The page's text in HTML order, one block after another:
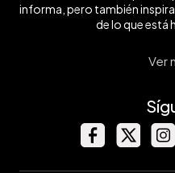
informa, pero también
de lo que está
Ver